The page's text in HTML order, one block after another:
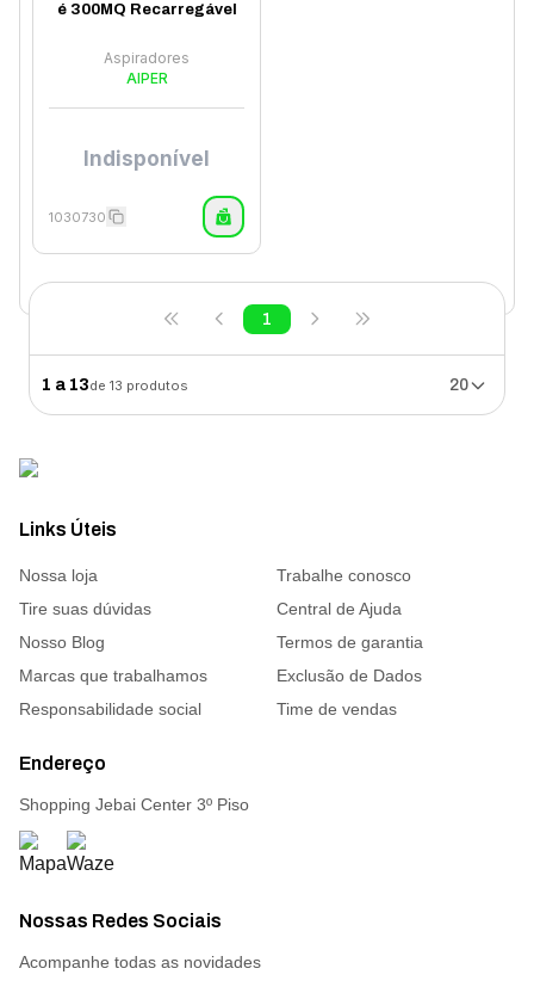
é 300MQ Recarregável
Aspiradores
AIPER
Indisponível
1030730
1
1 a 13de13 produtos 20
Links Úteis
Nossa loja
Trabalhe conosco
Tire suas dúvidas
Central de Ajuda
Nosso Blog
Termos de garantia
Marcas que trabalhamos
Exclusão de Dados
Responsabilidade social
Time de vendas
Endereço
Shopping Jebai Center 3º Piso
Nossas Redes Sociais
Acompanhe todas as novidades